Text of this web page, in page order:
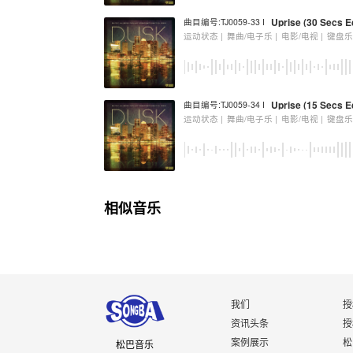
曲目编号:TJ0059-33 I Uprise (30 Secs
运动状态 | 舞曲/电子乐 | 电影/电视 | 键盘
曲目编号:TJ0059-34 I Uprise (15 Secs
运动状态 | 舞曲/电子乐 | 电影/电视 | 键盘
相似音乐
松巴音乐
我们
资讯头条
案例展示